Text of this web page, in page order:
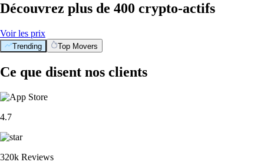
Découvrez plus de 400 crypto-actifs
Voir les prix
Trending Top Movers
Ce que disent nos clients
4.7
320k Reviews